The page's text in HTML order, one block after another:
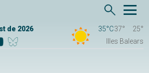
de 2026 35°C37°
25°
Illes Balears